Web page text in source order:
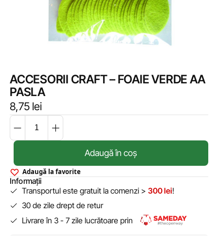
ACCESORII CRAFT – FOAIE VERDE AA
PASLA
8,75 lei
Adaugă în coș
Adaugă la favorite
Informații
Transportul este gratuit la comenzi > 300 lei!
30 de zile drept de retur
Livrare în 3 - 7 zile lucrătoare prin